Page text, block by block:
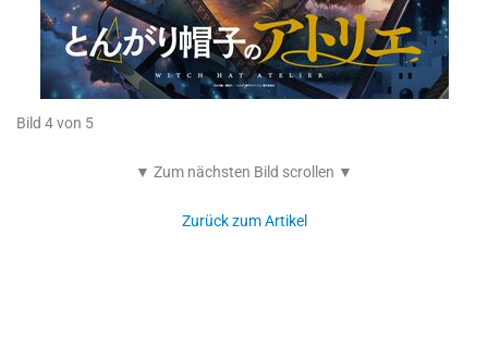
Bild 4 von 5
▼ Zum nächsten Bild scrollen ▼
Zurück zum Artikel